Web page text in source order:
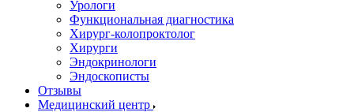
Урологи
Функциональная диагностика
Хирург-колопроктолог
Хирурги
Эндокринологи
Эндоскописты
Отзывы
Медицинский центр